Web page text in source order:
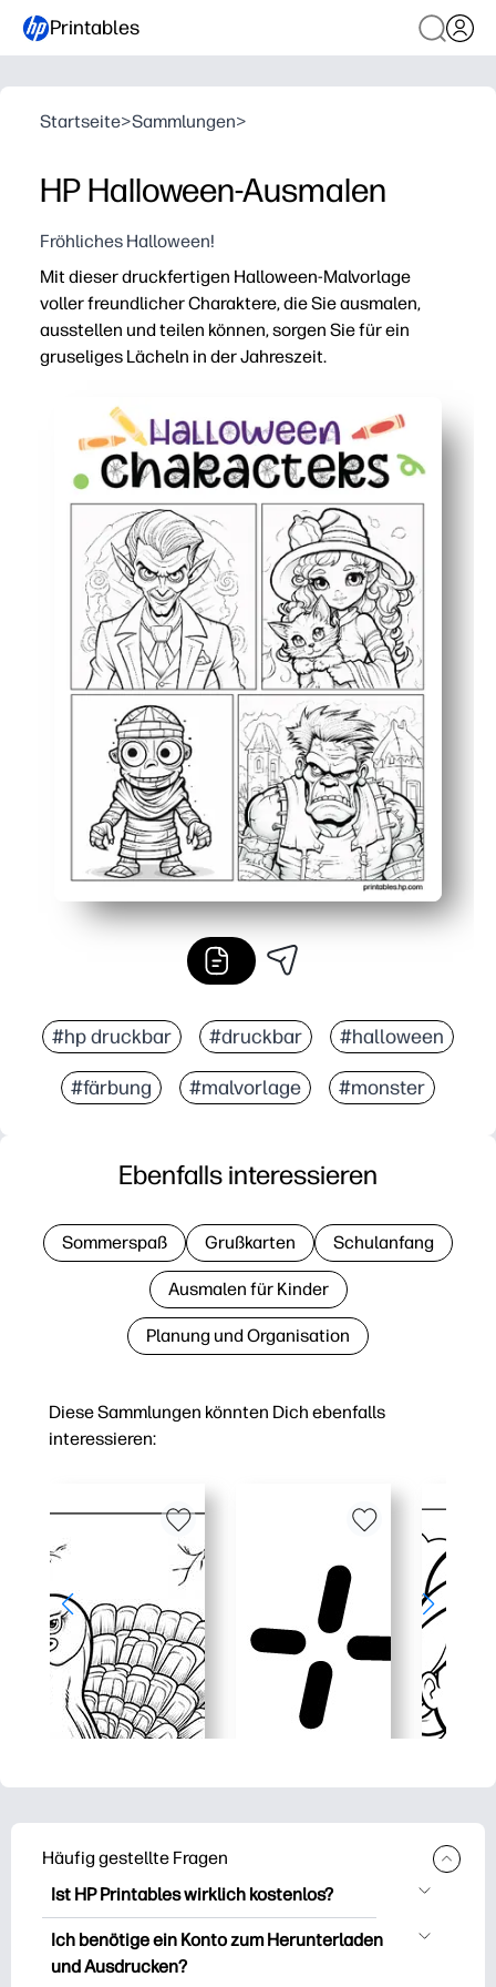
Printables
Startseite>Sammlungen>
HP Halloween-Ausmalen
Fröhliches Halloween!
Mit dieser druckfertigen Halloween-Malvorlage
voller freundlicher Charaktere, die Sie ausmalen,
ausstellen und teilen können, sorgen Sie für ein
gruseliges Lächeln in der Jahreszeit.
Keine Vorbereitung — einfach klicken, drucken und
Hält Kinder bei der Stange und trainiert gleichzeitig
Flexibel einsetzbar — schnelle Aufgaben für Early-
Tintenintelligente Konturen lassen sich mit
#hp druckbar #druckbar #halloween
#färbung #malvorlage #monster
Diese Sammlungen könnten Dich ebenfalls
interessieren:
Ebenfalls interessieren
Sommerspaß Grußkarten Schulanfang
Ausmalen für Kinder
Planung und Organisation
Häufig gestellte Fragen
Ist HP Printables wirklich kostenlos?
HP Printables bietet über 2.500
kostenlose Vorlagen zum Herunterladen
Ich benötige ein Konto zum Herunterladen
und Ausdrucken?